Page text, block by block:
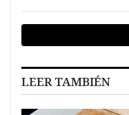
LEER TAMBIÉN